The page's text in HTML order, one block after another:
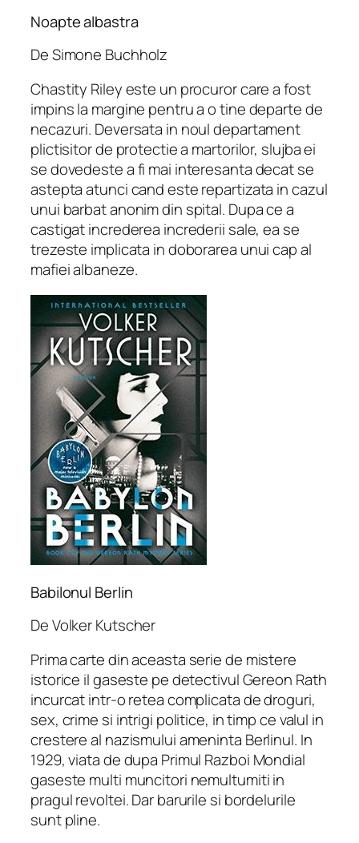
Noapte albastra
De Simone Buchholz
Chastity Riley este un procuror care a fost
impins la margine pentru a o tine departe de
necazuri. Deversata in noul departament
plictisitor de protectie a martorilor, slujba ei
se dovedeste a fi mai interesanta decat se
astepta atunci cand este repartizata in cazul
unui barbat anonim din spital. Dupa ce a
castigat increderea increderii sale, ea se
trezeste implicata in doborarea unui cap al
mafiei albaneze.
Babilonul Berlin
De Volker Kutscher
Prima carte din aceasta serie de mistere
istorice il gaseste pe detectivul Gereon Rath
incurcat intr-o retea complicata de droguri,
sex, crime si intrigi politice, in timp ce valul in
crestere al nazismului ameninta Berlinul. In
1929, viata de dupa Primul Razboi Mondial
gaseste multi muncitori nemultumiti in
pragul revoltei. Dar barurile si bordelurile
sunt pline.